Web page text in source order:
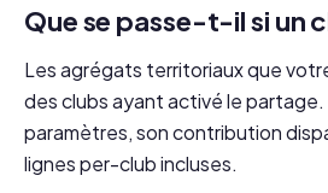
Que se passe-t-il si un
Les agrégats territoriaux que
des clubs ayant activé le
paramètres, son contribution
lignes per-club incluses.